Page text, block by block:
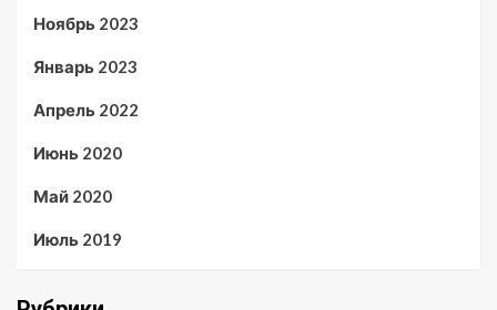
Ноябрь 2023
Январь 2023
Апрель 2022
Июнь 2020
Май 2020
Июль 2019